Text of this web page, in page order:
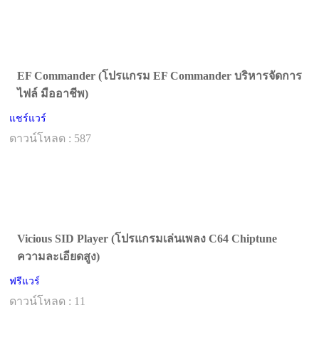
EF Commander (โปรแกรม EF Commander บริหารจัดการ
ไฟล์ มืออาชีพ)
แชร์แวร์
ดาวน์โหลด : 587
Vicious SID Player (โปรแกรมเล่นเพลง C64 Chiptune
ความละเอียดสูง)
ฟรีแวร์
ดาวน์โหลด : 11